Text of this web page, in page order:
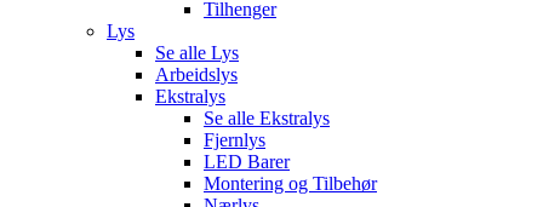
Tilhenger
Lys
Se alle Lys
Arbeidslys
Ekstralys
Se alle Ekstralys
Fjernlys
LED Barer
Montering og Tilbehør